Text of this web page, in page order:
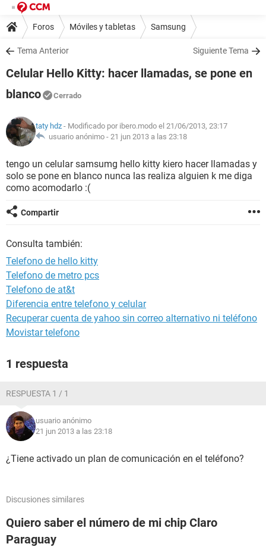
Foros Móviles y tabletas Samsung
Tema Anterior Siguiente Tema
Celular Hello Kitty: hacer llamadas, se pone en
blanco
Cerrado
taty hdz - Modificado por ibero.modo el 21/06/2013, 23:17
usuario anónimo - 21 jun 2013 a las 23:18
tengo un celular samsumg hello kitty kiero hacer llamadas y
solo se pone en blanco nunca las realiza alguien k me diga
como acomodarlo :(
Compartir
Consulta también:
Telefono de hello kitty
Telefono de metro pcs
Telefono de at&t
Diferencia entre telefono y celular
Recuperar cuenta de yahoo sin correo alternativo ni teléfono
Movistar telefono
1 respuesta
RESPUESTA 1 / 1
usuario anónimo
21 jun 2013 a las 23:18
¿Tiene activado un plan de comunicación en el teléfono?
Discusiones similares
Quiero saber el número de mi chip Claro
Paraguay